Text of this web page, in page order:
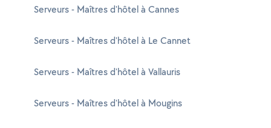
Serveurs - Maîtres d'hôtel à Cannes
Serveurs - Maîtres d'hôtel à Le Cannet
Serveurs - Maîtres d'hôtel à Vallauris
Serveurs - Maîtres d'hôtel à Mougins